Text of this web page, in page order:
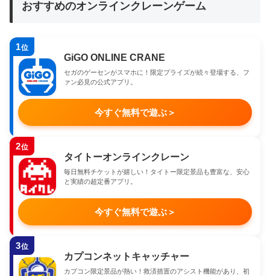
おすすめのオンラインクレーンゲーム
1位
GiGO ONLINE CRANE
セガのゲーセンがスマホに！限定プライズが続々登場する、フ
ァン必見の公式アプリ。
今すぐ無料で遊ぶ＞
2位
タイトーオンラインクレーン
毎日無料チケットが嬉しい！タイトー限定景品も豊富な、安心
と実績の超定番アプリ。
今すぐ無料で遊ぶ＞
3位
カプコンネットキャッチャー
カプコン限定景品が熱い！救済措置のアシスト機能があり、初